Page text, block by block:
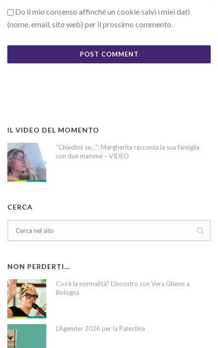
Do il mio consenso affinché un cookie salvi i miei dati
(nome, email, sito web) per il prossimo commento.
IL VIDEO DEL MOMENTO
“Chiedimi se…”: Margherita racconta la sua famiglia
con due mamme – VIDEO
CERCA
NON PERDERTI…
Cos’è la normalità? L’incontro con Vera Gheno a
Bologna
L’Agender 2026 per la Palestina